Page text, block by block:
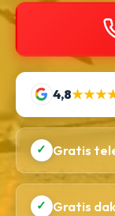
4,8
✓ Gratis
✓ Gratis